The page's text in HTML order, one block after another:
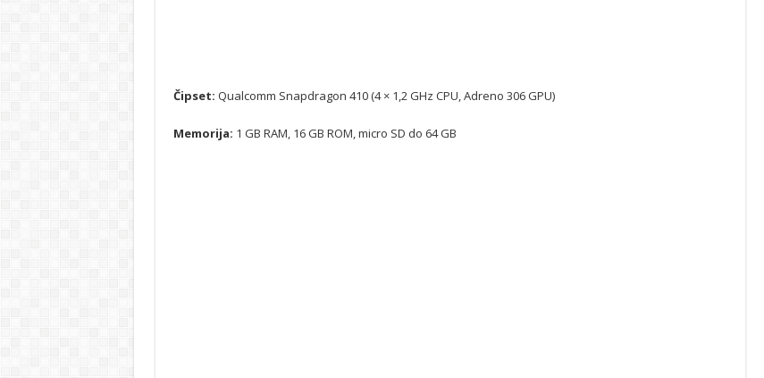
Čipset: Qualcomm Snapdragon 410 (4 × 1,2 GHz CPU, Adreno 306 GPU)
Memorija: 1 GB RAM, 16 GB ROM, micro SD do 64 GB